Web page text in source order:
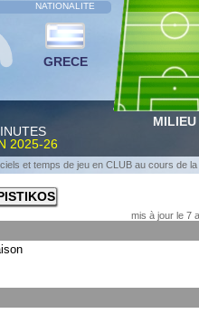
NATIONALITE
GRECE
2025-26
MILIEU
et temps de jeu en CLUB au cours de
mis à jour le 7